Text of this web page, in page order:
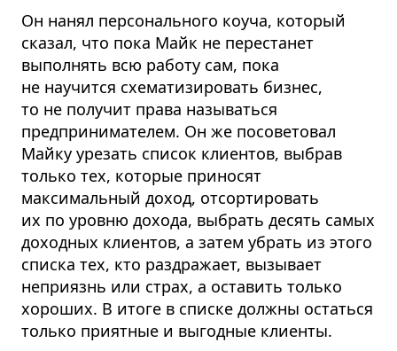
Он нанял персонального коуча, который
сказал, что пока Майк не перестанет
выполнять всю работу сам, пока
не научится схематизировать бизнес,
то не получит права называться
предпринимателем. Он же посоветовал
Майку урезать список клиентов, выбрав
только тех, которые приносят
максимальный доход, отсортировать
их по уровню дохода, выбрать десять самых
доходных клиентов, а затем убрать из этого
списка тех, кто раздражает, вызывает
неприязнь или страх, а оставить только
хороших. В итоге в списке должны остаться
только приятные и выгодные клиенты.